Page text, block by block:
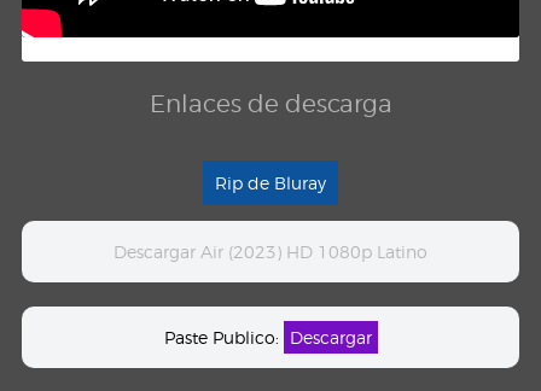
Enlaces de descarga
Rip de Bluray
Descargar Air (2023) HD 1080p Latino
Paste Publico: Descargar